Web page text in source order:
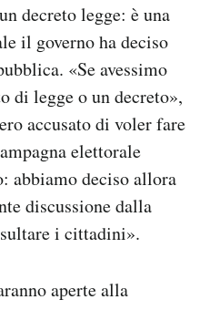
decreto legge: è una
il governo ha deciso
«Se avessimo
di legge o un decreto»,
accusato di voler fare
elettorale
abbiamo deciso allora
discussione dalla
i cittadini».
aperte alla